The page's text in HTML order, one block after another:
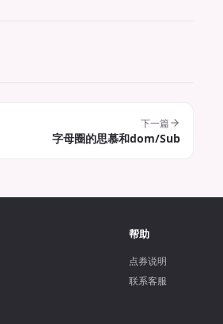
下一篇
字母圈的思慕和dom/Sub
帮助
点券说明
联系客服